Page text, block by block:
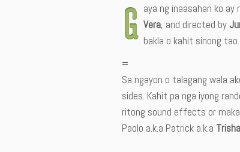
G aya ng inaasahan ko ay
Vera, and directed by
bakla o kahit sinong tao.
=
Sa ngayon o talagang wala
sides. Kahit pa nga iyong
ritong sound effects or
Paolo a.k.a Patrick a.k.a